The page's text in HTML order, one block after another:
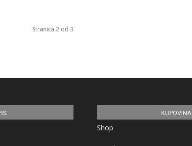
Stranica 2 od 3
KUPOVINA
Shop